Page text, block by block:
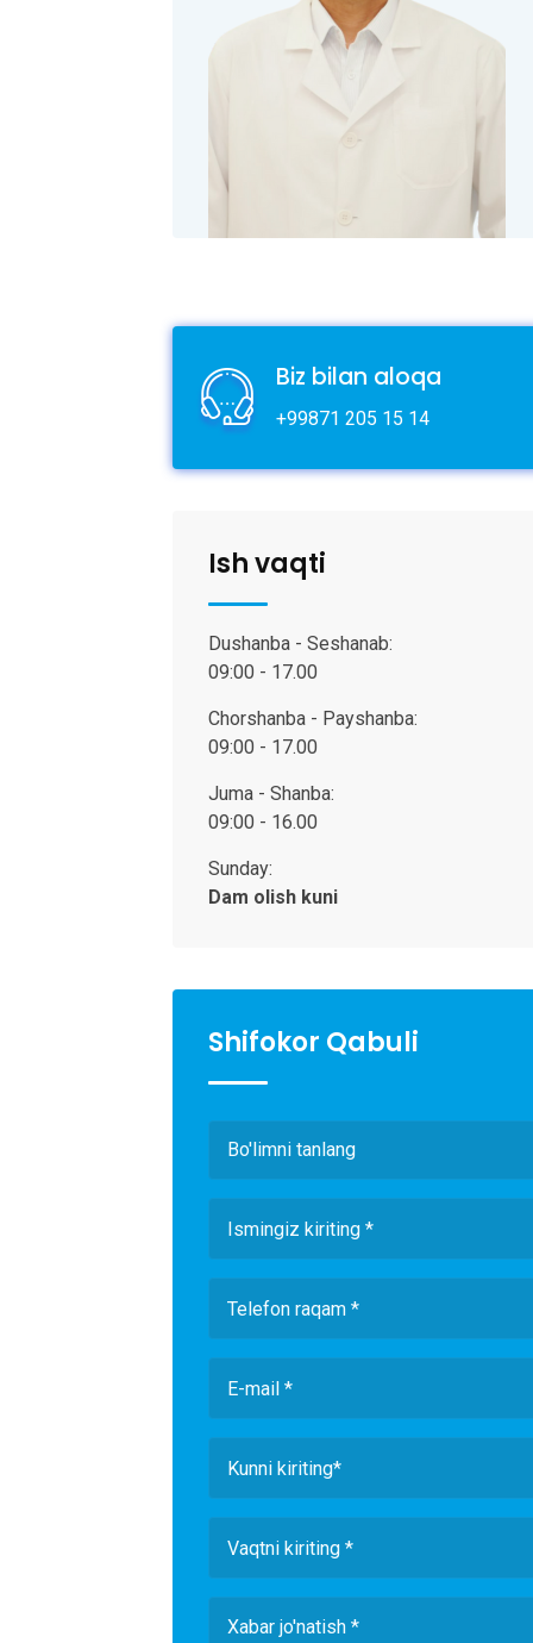
Biz bilan aloqa
+99871 205 15 14
Ish vaqti
Dushanba - Seshanab:
09:00 - 17.00
Chorshanba - Payshanba:
09:00 - 17.00
Juma - Shanba:
09:00 - 16.00
Sunday:
Dam olish kuni
Shifokor Qabuli
Bo'limni tanlang